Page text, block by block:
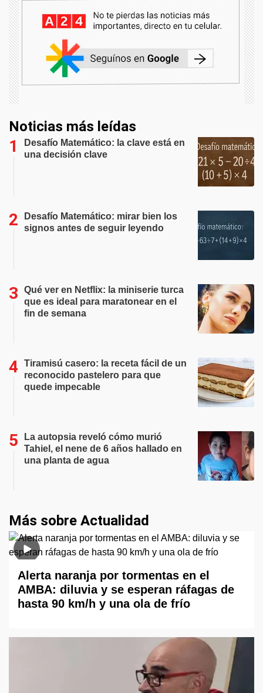
Noticias más leídas
Desafío Matemático: la clave está en
una decisión clave
Desafío Matemático: mirar bien los
signos antes de seguir leyendo
Qué ver en Netflix: la miniserie turca
que es ideal para maratonear en el
fin de semana
Tiramisú casero: la receta fácil de un
reconocido pastelero para que
quede impecable
La autopsia reveló cómo murió
Tahiel, el nene de 6 años hallado en
una planta de agua
Más sobre Actualidad
Alerta naranja por tormentas en el
AMBA: diluvia y se esperan ráfagas de
hasta 90 km/h y una ola de frío